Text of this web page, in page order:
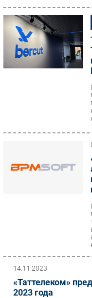
14.11.2023
«Таттелеком»
2023 года